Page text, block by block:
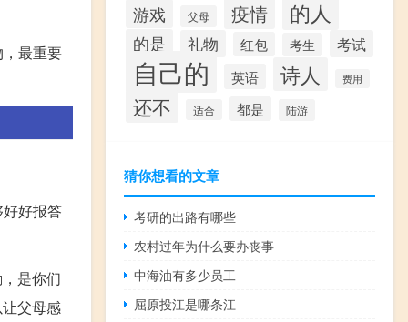
最重要
好报答
是你们
父母感
游戏 父母 疫情 的人
的是 礼物 红包 考生 考试
自己的 英语 诗人 费用
还不 适合 都是 陆游
猜你想看的文章
考研的出路有哪些
农村过年为什么要办丧事
中海油有多少员工
屈原投江是哪条江